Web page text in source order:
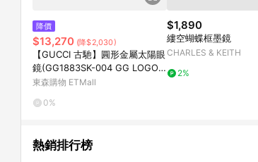
降價
$13,270 (降$2,030)
【GUCCI 古馳】圓形金屬太陽眼
鏡(GG1883SK-004 GG LOGO
系列)
東森購物 ETMall
0%
$1,890
縷空蝴蝶框墨鏡
CHARLES & KEITH
2%
熱銷排行榜